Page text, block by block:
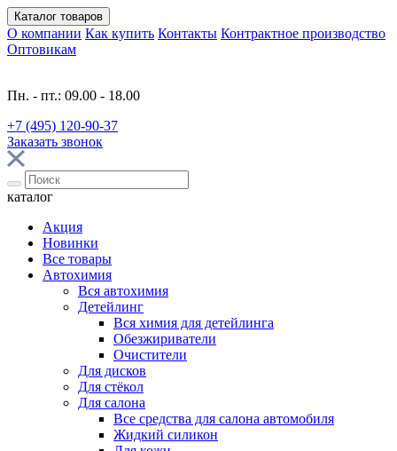
Каталог товаров
О компании Как купить Контакты Контрактное производство
Оптовикам
Пн. - пт.: 09.00 - 18.00
+7 (495) 120-90-37
Заказать звонок
каталог
Акция
Новинки
Все товары
Автохимия
Вся автохимия
Детейлинг
Вся химия для детейлинга
Обезжириватели
Очистители
Для дисков
Для стёкол
Для салона
Все средства для салона автомобиля
Жидкий силикон